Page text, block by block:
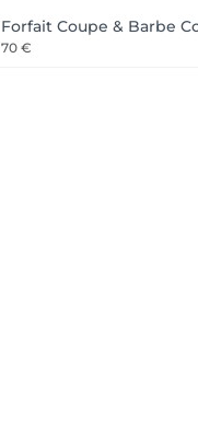
Forfait Coupe & Barbe
70 €